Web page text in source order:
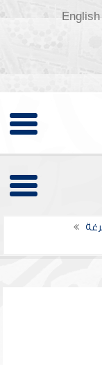
English